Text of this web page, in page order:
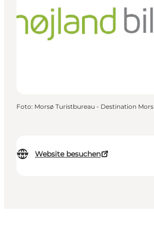
Website besuchen
Foto: Morsø Turistbureau - Destination Mors